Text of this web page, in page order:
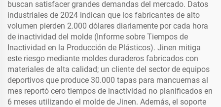
buscan satisfacer grandes demandas del mercado. Datos
industriales de 2024 indican que los fabricantes de alto
volumen pierden 2.000 dólares diariamente por cada hora
de inactividad del molde (Informe sobre Tiempos de
Inactividad en la Producción de Plásticos). Jinen mitiga
este riesgo mediante moldes duraderos fabricados con
materiales de alta calidad; un cliente del sector de equipos
deportivos que produce 30.000 tapas para mancuernas al
mes reportó cero tiempos de inactividad no planificados en
6 meses utilizando el molde de Jinen. Además, el soporte